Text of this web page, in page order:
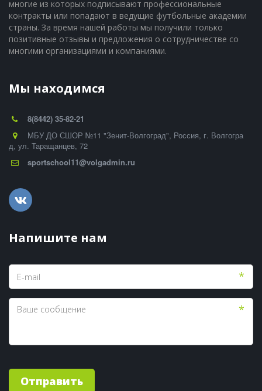
многие из которых подписывают профессиональные
контракты или попадают в ведущие футбольные академии
страны. За время нашей работы мы получили только
позитивные отзывы и предложения о сотрудничестве со
многими организациями и компаниями.
Мы находимся
8(8442) 35-82-21
МБУ ДО СШОР №11 "Зенит-Волгоград", Россия, г. Волгогра
д, ул. Таращанцев, 72
sportschool11@volgadmin.ru
Напишите нам
*
*
Отправить